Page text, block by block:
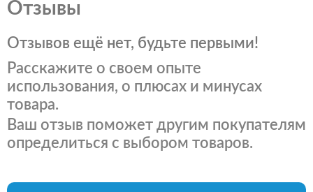
Отзывы
Отзывов ещё нет, будьте первыми!
Расскажите о своем опыте
использования, о плюсах и минусах
товара.
Ваш отзыв поможет другим покупателям
определиться с выбором товаров.